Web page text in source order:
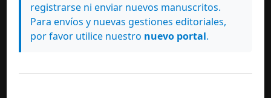
Síguenos en
registrarse ni enviar nuevos manuscritos.
Para envíos y nuevas gestiones editoriales,
por favor utilice nuestro nuevo portal.